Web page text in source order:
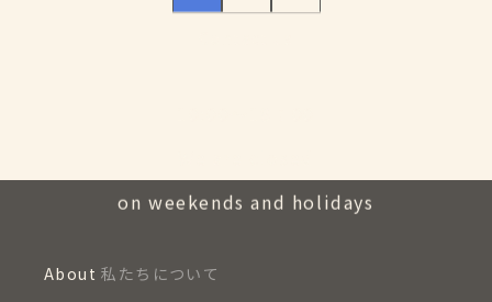
on weekends and holidays
About私たちについて